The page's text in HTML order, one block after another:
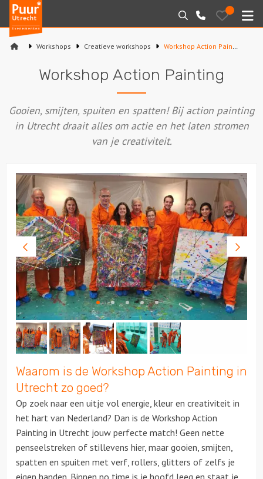
Puur*
Utrecht
bedrijfsuitjes
Zoeken
030-
2145099
Bewaarde
uitjes
Arrangementen
Varen
Sport en spel
Workshops
Rondleidingen
Locaties
Feesten
Workshops Creatieve workshops Workshop Action Painting
Workshop Action Painting
Gooien, smijten, spuiten en spatten! Bij action painting
in Utrecht draait alles om actie en het laten stromen
van je creativiteit.
Vorige
foto
foto
Waarom is de Workshop Action Painting in
Utrecht zo goed?
Op zoek naar een uitje vol energie, kleur en creativiteit in
het hart van Nederland? Dan is de Workshop Action
Painting in Utrecht jouw perfecte match! Geen nette
penseelstreken of stillevens hier, maar gooien, smijten,
spatten en spuiten met verf, rollers, glitters of zelfs je
eigen handen. Binnen no time is je hoofd leeg en staat je